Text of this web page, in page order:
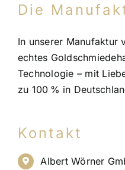
Die
In unserer Manufaktur
echtes
Technologie – mit
zu 100 % in
Kontakt
Albert Wörner